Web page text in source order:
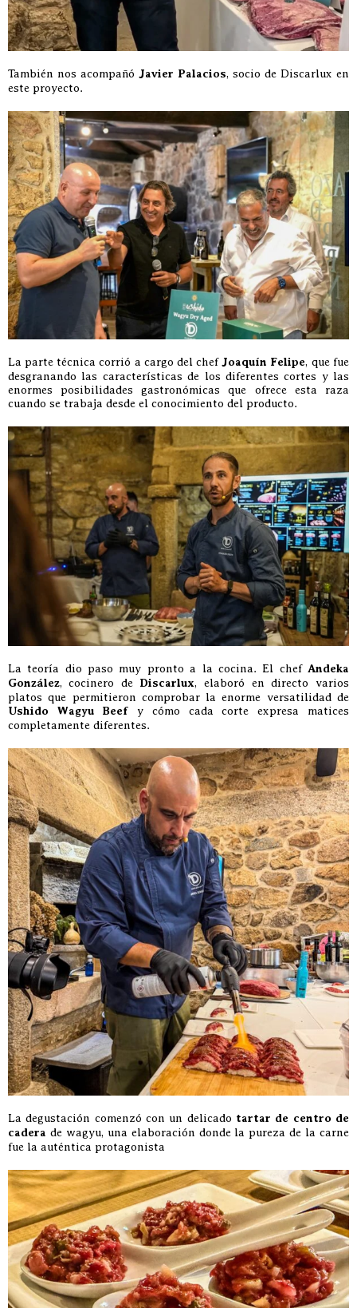
También nos acompañó Javier Palacios, socio de Discarlux en
este proyecto.
La parte técnica corrió a cargo del chefJoaquín Felipe, que fue
desgranando las características de los diferentes cortes y las
enormes posibilidades gastronómicas que ofrece esta raza
cuando se trabaja desde el conocimiento del producto.
La teoría dio paso muy pronto a la cocina. El chef Andeka
González, cocinero de Discarlux, elaboró en directo varios
platos que permitieron comprobar la enorme versatilidad de
Ushido Wagyu Beef y cómo cada corte expresa matices
completamente diferentes.
La degustación comenzó con un delicado tartar de centro de
cadera de wagyu, una elaboración donde la pureza de la carne
fue la auténtica protagonista